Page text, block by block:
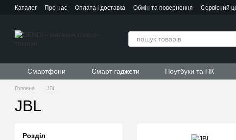
Перейти до основного контенту
Каталог Про нас Оплата і доставка Обмін та повернення
Сервісний
Смартфони Смарт гаджети Ноутбуки та ПК
Головна JBL
JBL
Розділ